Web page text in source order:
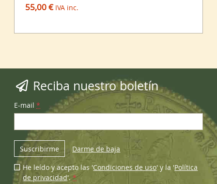
55,00 € IVA inc.
Reciba nuestro boletín
E-mail *
Suscribirme Darme de baja
He leído y acepto las 'Condiciones de uso' y la 'Política
de privacidad'.*